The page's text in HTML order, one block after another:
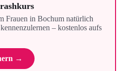
Frauen in Bochum natürlich
– kostenlos aufs
→